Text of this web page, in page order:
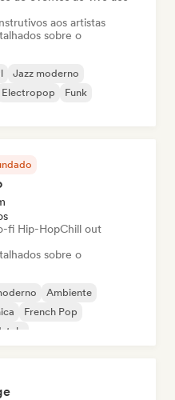
aos artistas
sobre o
Jazz moderno
Electropop
Funk
fi Hip-HopChill out
sobre o
Ambiente
French Pop